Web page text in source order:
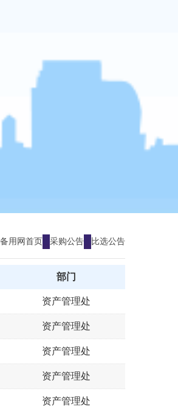
用网首页 采购公告 比选公告
部门
资产管理处
资产管理处
资产管理处
资产管理处
资产管理处